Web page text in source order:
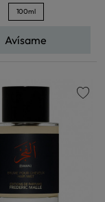
100ml
Avísame